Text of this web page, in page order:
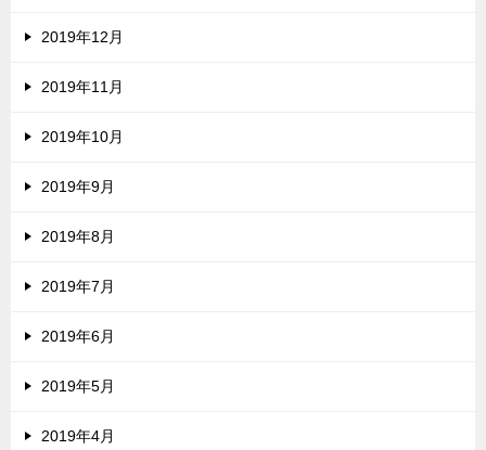
2019年12月
2019年11月
2019年10月
2019年9月
2019年8月
2019年7月
2019年6月
2019年5月
2019年4月